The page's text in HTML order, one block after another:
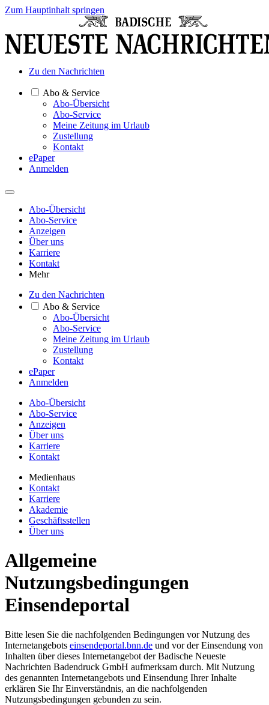
Zum Hauptinhalt springen
Zu den Nachrichten
Abo & Service
Abo-Übersicht
Abo-Service
Meine Zeitung im Urlaub
Zustellung
Kontakt
ePaper
Anmelden
Abo-Übersicht
Abo-Service
Anzeigen
Über uns
Karriere
Kontakt
Mehr
Zu den Nachrichten
Abo & Service
Abo-Übersicht
Abo-Service
Meine Zeitung im Urlaub
Zustellung
Kontakt
ePaper
Anmelden
Abo-Übersicht
Abo-Service
Anzeigen
Über uns
Karriere
Kontakt
Medienhaus
Kontakt
Karriere
Akademie
Geschäftsstellen
Über uns
Allgemeine
Nutzungsbedingungen
Einsendeportal
Bitte lesen Sie die nachfolgenden Bedingungen vor Nutzung des
Internetangebots einsendeportal.bnn.de und vor der Einsendung von
Inhalten über dieses Internetangebot der Badische Neueste
Nachrichten Badendruck GmbH aufmerksam durch. Mit Nutzung
des genannten Internetangebots und Einsendung Ihrer Inhalte
erklären Sie Ihr Einverständnis, an die nachfolgenden
Nutzungsbedingungen gebunden zu sein.